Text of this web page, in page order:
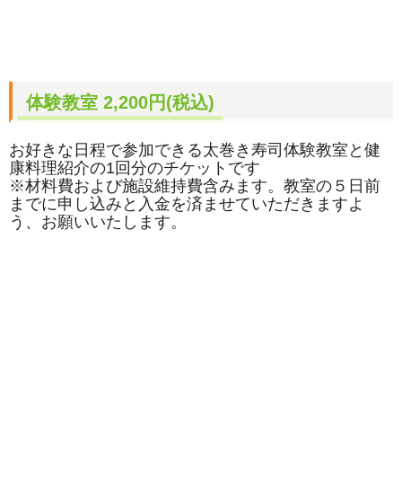
体験教室 2,200円(税込)
お好きな日程で参加できる太巻き寿司体験教室と健
康料理紹介の1回分のチケットです
※材料費および施設維持費含みます。教室の５日前
までに申し込みと入金を済ませていただきますよ
う、お願いいたします。